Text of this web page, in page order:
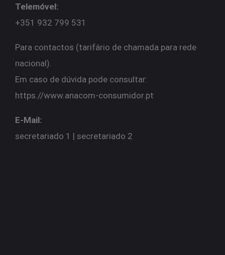
Telemóvel:
+351 932 799 531
Para contactos (tarifário de chamada para rede
nacional).
Em caso de dúvida pode consultar:
https.//www.anacom-consumidor.pt
E-Mail:
secretariado 1 | secretariado 2